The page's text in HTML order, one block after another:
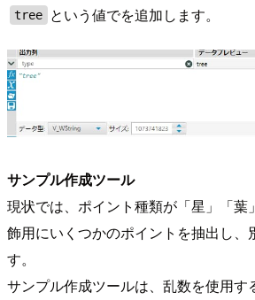
tree という値でを追加します。
サンプル作成ツール
現状では、ポイント種類が「星」「葉
飾用にいくつかのポイントを抽出し、
す。
サンプル作成ツールは、乱数を使用す